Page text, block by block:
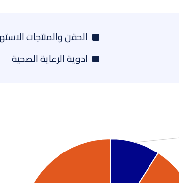
الحقن والمنتجات
ادوية الرعاية الصحية